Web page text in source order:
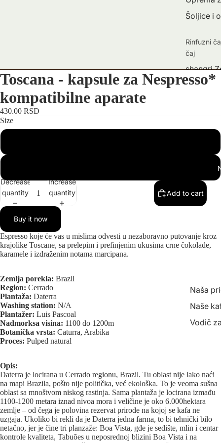
Šoljice i
Rinfuzni
čaj
shangri
shangri
shangri
Oprema
Naša
Naše
Vodič
Toscana - kapsule za Nespresso*
kompatibilne aparate
430.00 RSD
Size
Decrease
quantity
Increase
quantity
Add to cart
Buy it now
Espresso koje će vas u mislima odvesti u nezaboravno putovanje kroz
krajolike Toscane, sa prelepim i prefinjenim ukusima crne čokolade,
karamele i izdraženim notama marcipana.
Zemlja porekla: Brazil
Region: Cerrado
Plantaža: Daterra
Washing station: N/A
Plantažer: Luis Pascoal
Nadmorksa visina: 1100 do 1200m
Botanička vrsta: Caturra, Arabika
Proces: Pulped natural
Opis:
Daterra je locirana u Cerrado regionu, Brazil. Tu oblast nije lako naći
na mapi Brazila, pošto nije politička, već ekološka. To je veoma sušna
oblast sa mnoštvom niskog rastinja. Sama plantaža je locirana izmađu
1100-1200 metara iznad nivoa mora i veličine je oko 6.000hektara
zemlje – od čega je polovina rezervat prirode na kojoj se kafa ne
uzgaja. Ukoliko bi rekli da je Daterra jedna farma, to bi tehnički bilo
netačno, jer je čine tri planzaže: Boa Vista, gde je sedište, mlin i centar
kontrole kvaliteta, Tabuões u neposrednoj blizini Boa Vista i na